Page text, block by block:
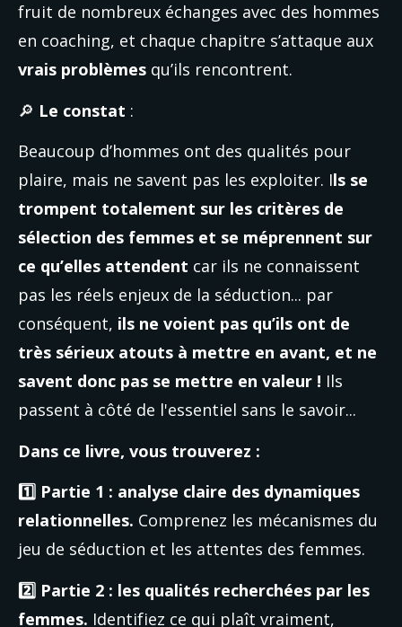
fruit de nombreux échanges avec des hommes
vrais problèmes qu’ils rencontrent.
🔎 Le constat :
Beaucoup d’hommes ont des qualités pour
plaire, mais ne savent pas les exploiter. Ils se
trompent totalement sur les critères de
sélection des femmes et se méprennent sur
ce qu’elles attendent car ils ne connaissent
pas les réels enjeux de la séduction... par
conséquent, ils ne voient pas qu’ils ont de
très sérieux atouts à mettre en avant, et ne
savent donc pas se mettre en valeur ! Ils
passent à côté de l'essentiel sans le savoir...
Dans ce livre, vous trouverez :
1️⃣ Partie 1 : analyse claire des dynamiques
relationnelles. Comprenez les mécanismes du
jeu de séduction et les attentes des femmes.
2️⃣ Partie 2 : les qualités recherchées par les
femmes. Identifiez ce qui plaît vraiment,